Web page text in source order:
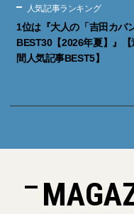
人気記事ランキング
1位は『大人の「吉田カバ
BEST30【2026年夏】』【
間人気記事BEST5】